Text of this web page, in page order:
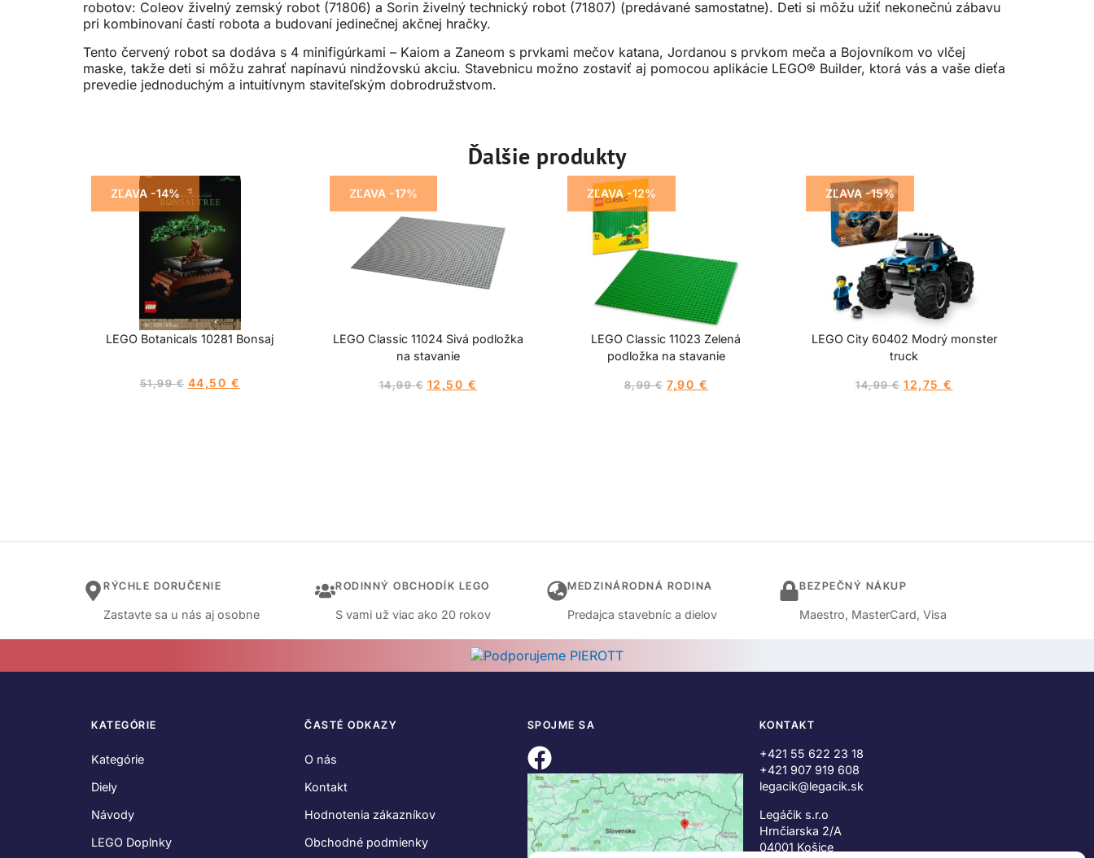
robotov: Coleov živelný zemský robot (71806) a Sorin živelný technický robot (71807) (predávané samostatne). Deti si môžu užiť nekonečnú zábavu
pri kombinovaní častí robota a budovaní jedinečnej akčnej hračky.
Tento červený robot sa dodáva s 4 minifigúrkami – Kaiom a Zaneom s prvkami mečov katana, Jordanou s prvkom meča a Bojovníkom vo vlčej
maske, takže deti si môžu zahrať napínavú nindžovskú akciu. Stavebnicu možno zostaviť aj pomocou aplikácie LEGO® Builder, ktorá vás a vaše dieťa
prevedie jednoduchým a intuitívnym staviteľským dobrodružstvom.
Ďalšie produkty
ZĽAVA -14%
LEGO Botanicals 10281 Bonsaj
51,99€ 44,50 €
ZĽAVA -17%
LEGO Classic 11024 Sivá podložka
na stavanie
14,99€ 12,50 €
ZĽAVA -12%
LEGO Classic 11023 Zelená
podložka na stavanie
8,99€ 7,90 €
ZĽAVA -15%
LEGO City 60402 Modrý monster
truck
14,99€ 12,75 €
RÝCHLE DORUČENIE
Zastavte sa u nás aj osobne
RODINNÝ OBCHODÍK LEGO
S vami už viac ako 20 rokov
MEDZINÁRODNÁ RODINA
Predajca stavebníc a dielov
BEZPEČNÝ NÁKUP
Maestro, MasterCard, Visa
KATEGÓRIE
Kategórie
Diely
Návody
LEGO Doplnky
ČASTÉ ODKAZY
O nás
Kontakt
Hodnotenia zákazníkov
Obchodné podmienky
SPOJME SA KONTAKT
+421 55 622 23 18
+421 907 919 608
legacik@legacik.sk
Legáčik s.r.o
Hrnčiarska 2/A
04001 Košice